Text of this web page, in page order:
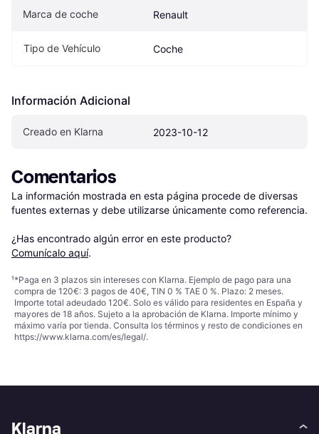
Marca de coche Renault
Tipo de Vehículo Coche
Información Adicional
Creado en Klarna 2023-10-12
Comentarios
La información mostrada en esta página procede de diversas
fuentes externas y debe utilizarse únicamente como referencia.
¿Has encontrado algún error en este producto?
Comunícalo aquí.
¹*Paga en 3 plazos sin intereses con Klarna. Ejemplo de pago para una
compra de 120€: 3 pagos de 40€, TIN 0 % TAE 0 %. Plazo: 2 meses.
Importe total adeudado 120€. Solo es válido para residentes en España y
mayores de 18 años. Sujeto a la aprobación de Klarna. Importe mínimo y
máximo varía por tienda. Consulta los términos y resto de condiciones en
https://www.klarna.com/es/legal/.
Klarna